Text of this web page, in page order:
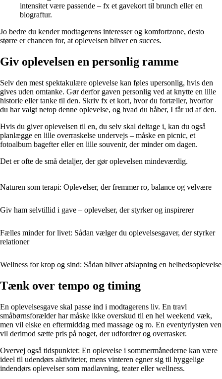
intensitet være passende – fx et gavekort til brunch eller en
biograftur.
Jo bedre du kender modtagerens interesser og komfortzone, desto
større er chancen for, at oplevelsen bliver en succes.
Giv oplevelsen en personlig ramme
Selv den mest spektakulære oplevelse kan føles upersonlig, hvis den
gives uden omtanke. Gør derfor gaven personlig ved at knytte en lille
historie eller tanke til den. Skriv fx et kort, hvor du fortæller, hvorfor
du har valgt netop denne oplevelse, og hvad du håber, I får ud af den.
Hvis du giver oplevelsen til en, du selv skal deltage i, kan du også
planlægge en lille overraskelse undervejs – måske en picnic, et
fotoalbum bagefter eller en lille souvenir, der minder om dagen.
Det er ofte de små detaljer, der gør oplevelsen mindeværdig.
Naturen som terapi: Oplevelser, der fremmer ro, balance og velvære
Giv ham selvtillid i gave – oplevelser, der styrker og inspirerer
Fælles minder for livet: Sådan vælger du oplevelsesgaver, der styrker
relationer
Wellness for krop og sind: Sådan bliver afslapning en helhedsoplevelse
Tænk over tempo og timing
En oplevelsesgave skal passe ind i modtagerens liv. En travl
småbørnsforælder har måske ikke overskud til en hel weekend væk,
men vil elske en eftermiddag med massage og ro. En eventyrlysten ven
vil derimod sætte pris på noget, der udfordrer og overrasker.
Overvej også tidspunktet: En oplevelse i sommermånederne kan være
ideel til udendørs aktiviteter, mens vinteren egner sig til hyggelige
indendørs oplevelser som madlavning, teater eller wellness.